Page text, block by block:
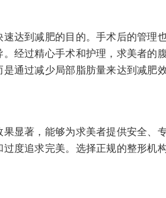
达到减肥的目的。手术后的管理
经过精心手术和护理，求美者的
通过减少局部脂肪量来达到减肥
显著，能够为求美者提供安全、
度追求完美。选择正规的整形机